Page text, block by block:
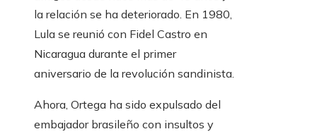
la relación se ha deteriorado. En 1980,
Lula se reunió con Fidel Castro en
Nicaragua durante el primer
aniversario de la revolución sandinista.
Ahora, Ortega ha sido expulsado del
embajador brasileño con insultos y